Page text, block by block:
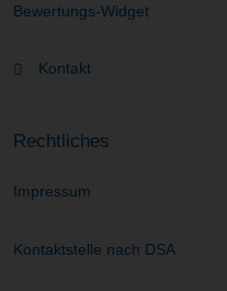
Bewertungs-Widget
Kontakt
Rechtliches
Impressum
Kontaktstelle nach DSA